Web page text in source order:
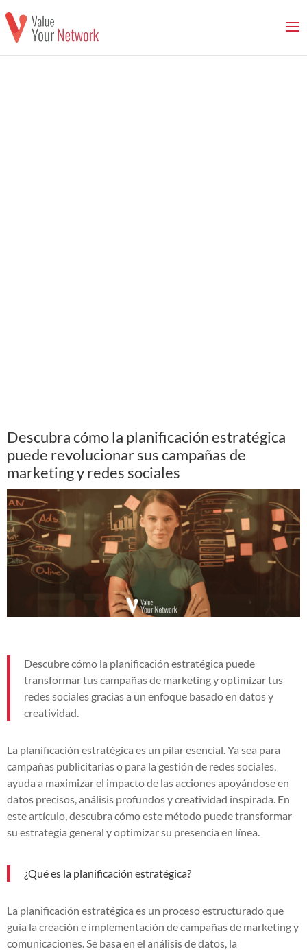
Descubra cómo la planificación estratégica
puede revolucionar sus campañas de
marketing y redes sociales
Descubre cómo la planificación estratégica puede
transformar tus campañas de marketing y optimizar tus
redes sociales gracias a un enfoque basado en datos y
creatividad.
La planificación estratégica es un pilar esencial. Ya sea para
campañas publicitarias o para la gestión de redes sociales,
ayuda a maximizar el impacto de las acciones apoyándose en
datos precisos, análisis profundos y creatividad inspirada. En
este artículo, descubra cómo este método puede transformar
su estrategia general y optimizar su presencia en línea.
¿Qué es la planificación estratégica?
La planificación estratégica es un proceso estructurado que
guía la creación e implementación de campañas de marketing y
comunicaciones. Se basa en el análisis de datos, la